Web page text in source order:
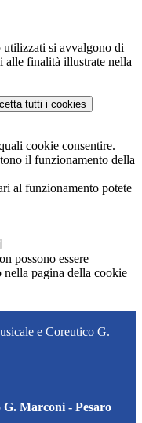
utilizzati si avvalgono di
alle finalità illustrate nella
tutti i cookies
cookie consentire.
il funzionamento della
al funzionamento potete
possono essere
pagina della cookie
e Coreutico G.
Marconi - Pesaro